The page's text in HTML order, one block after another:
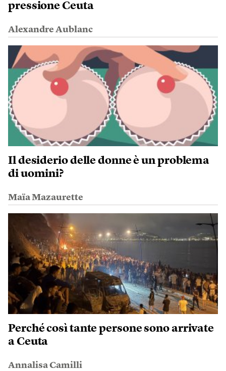
pressione Ceuta
Alexandre Aublanc
Il desiderio delle donne è un problema
di uomini?
Maïa Mazaurette
Perché così tante persone sono arrivate
a Ceuta
Annalisa Camilli